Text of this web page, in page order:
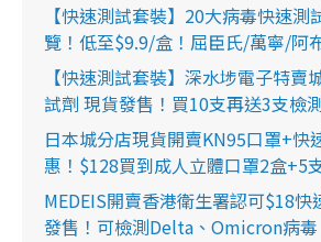
【快速測試套裝】20大病毒快速測
覽！低至$9.9/盒！屈臣氏/萬寧/阿
【快速測試套裝】深水埗電子特賣
試劑 現貨發售！買10支再送3支檢
日本城分店現貨開賣KN95口罩+快
惠！$128買到成人立體口罩2盒+5
MEDEIS開賣香港衛生署認可$18快
發售！可檢測Delta、Omicron病毒